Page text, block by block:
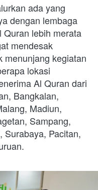
ada yang
dengan lembaga
lebih merata
mendesak
menunjang kegiatan
lokasi
Al Quran dari
Bangkalan,
Madiun,
Sampang,
Surabaya, Pacitan,